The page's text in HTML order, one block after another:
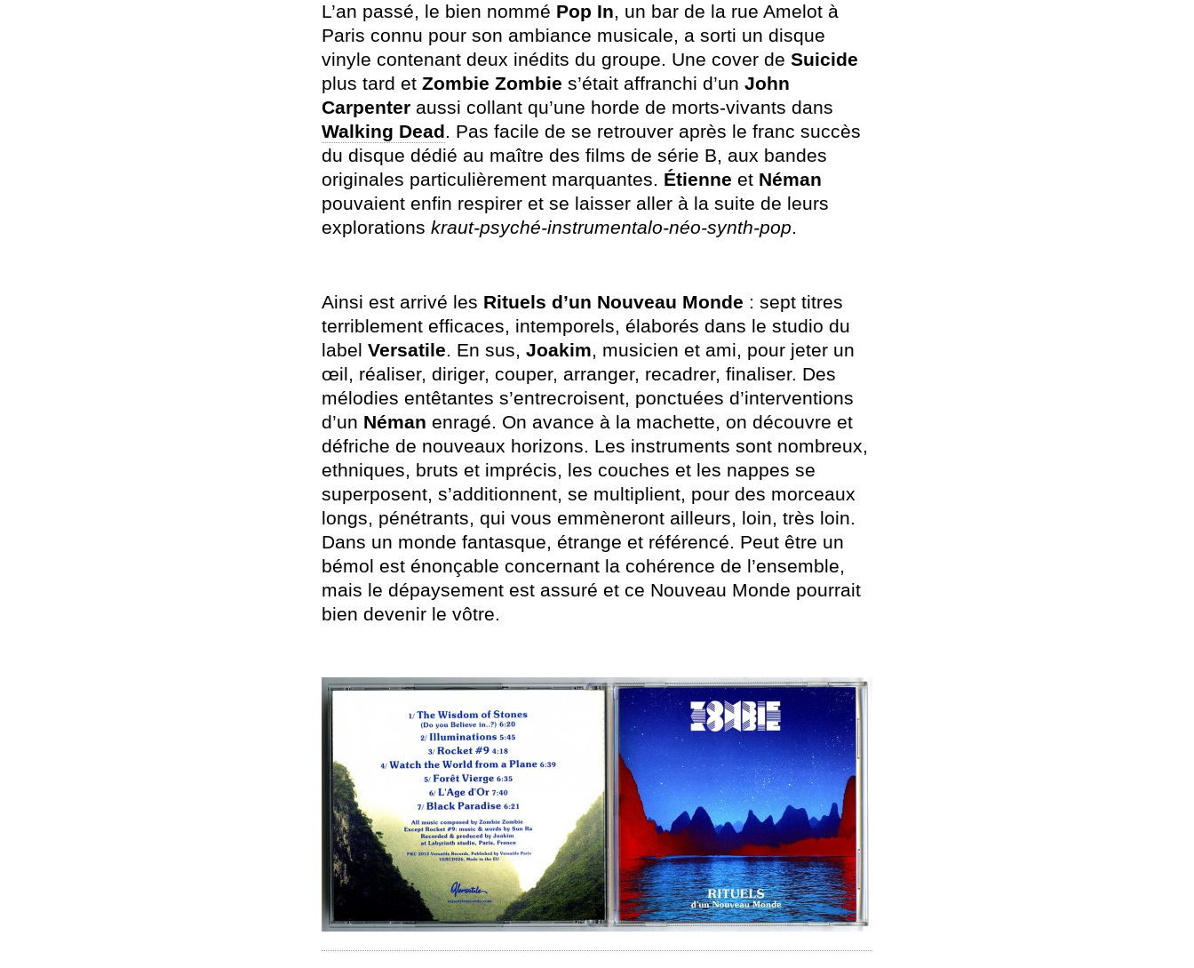
L’an passé, le bien nommé Pop In, un bar de la rue Amelot à
Paris connu pour son ambiance musicale, a sorti un disque
vinyle contenant deux inédits du groupe. Une cover de Suicide
plus tard et Zombie Zombie s’était affranchi d’un John
Carpenter aussi collant qu’une horde de morts-vivants dans
Walking Dead. Pas facile de se retrouver après le franc succès
du disque dédié au maître des films de série B, aux bandes
originales particulièrement marquantes. Étienne et Néman
pouvaient enfin respirer et se laisser aller à la suite de leurs
explorations kraut-psyché-instrumentalo-néo-synth-pop.
Ainsi est arrivé les Rituels d’un Nouveau Monde : sept titres
terriblement efficaces, intemporels, élaborés dans le studio du
label Versatile. En sus, Joakim, musicien et ami, pour jeter un
œil, réaliser, diriger, couper, arranger, recadrer, finaliser. Des
mélodies entêtantes s’entrecroisent, ponctuées d’interventions
d’un Néman enragé. On avance à la machette, on découvre et
défriche de nouveaux horizons. Les instruments sont nombreux,
ethniques, bruts et imprécis, les couches et les nappes se
superposent, s’additionnent, se multiplient, pour des morceaux
longs, pénétrants, qui vous emmèneront ailleurs, loin, très loin.
Dans un monde fantasque, étrange et référencé. Peut être un
bémol est énonçable concernant la cohérence de l’ensemble,
mais le dépaysement est assuré et ce Nouveau Monde pourrait
bien devenir le vôtre.